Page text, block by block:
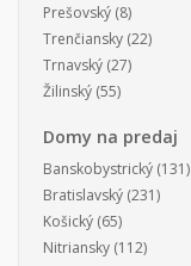
Prešovský (8)
Trenčiansky (22)
Trnavský (27)
Žilinský (55)
Domy na predaj
Banskobystrický (131)
Bratislavský (231)
Košický (65)
Nitriansky (112)